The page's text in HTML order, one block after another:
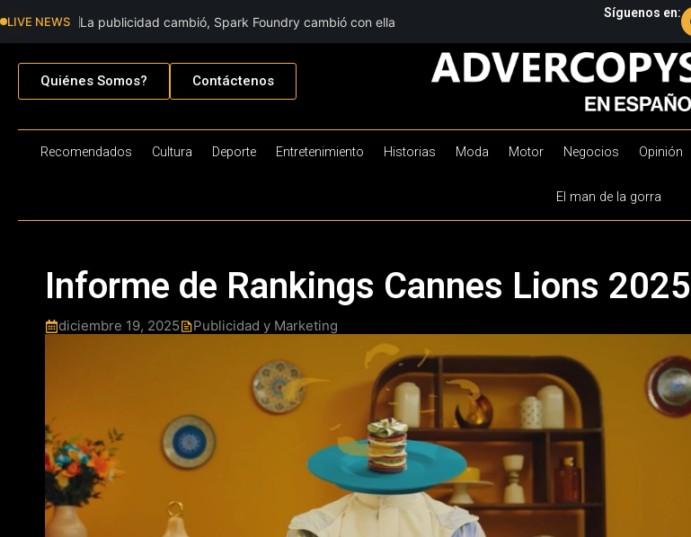
LIVE NEWS La publicidad cambió, Spark Foundry cambió con ella
Síguenos en:
Quiénes Somos? Contáctenos
Recomendados Cultura Deporte Entretenimiento Historias Moda Motor Negocios Opinión
El man de la gorra
Informe de Rankings Cannes Lions 2025
diciembre 19, 2025 Publicidad y Marketing